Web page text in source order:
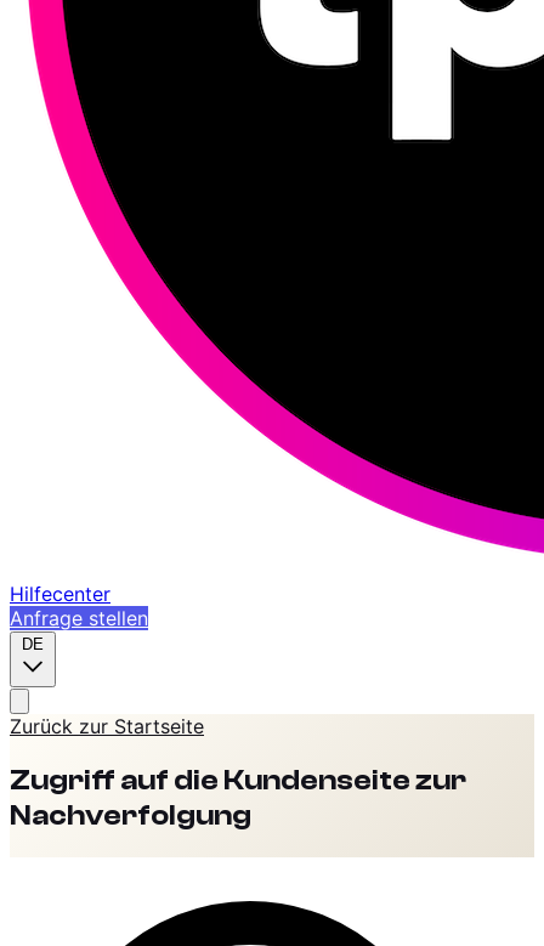
Hilfecenter
Anfrage stellen
DE
Zurück zur Startseite
Zugriff auf die Kundenseite zur
Nachverfolgung